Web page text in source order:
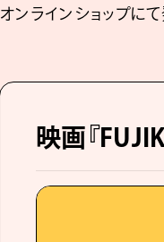
オンラインショップに
映画『